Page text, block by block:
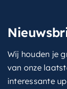
Wij houden je
van onze
interessante